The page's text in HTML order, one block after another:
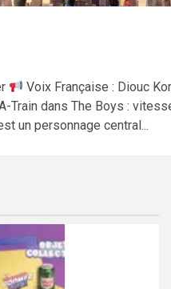
Voix Française : Diouc
Train dans The Boys :
un personnage central...